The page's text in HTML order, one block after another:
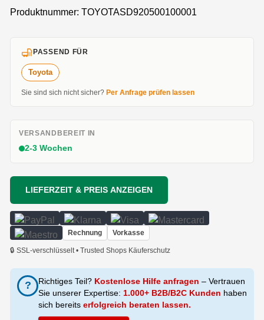
Produktnummer: TOYOTASD920500100001
PASSEND FÜR
Toyota
Sie sind sich nicht sicher? Per Anfrage prüfen lassen
VERSANDBEREIT IN
2-3 Wochen
LIEFERZEIT & PREIS ANZEIGEN
Rechnung Vorkasse
🔒 SSL-verschlüsselt • Trusted Shops Käuferschutz
? Richtiges Teil? Kostenlose Hilfe anfragen – Vertrauen
Sie unserer Expertise: 1.000+ B2B/B2C Kunden haben
sich bereits erfolgreich beraten lassen.